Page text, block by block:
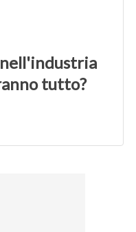
tutto?